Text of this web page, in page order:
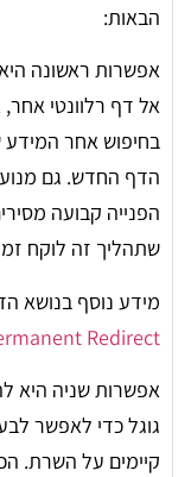
הבאות:
אפשרות ראשונה
אל דף רלוונטי אחר,
בחיפוש אחר המידע
הדף החדש. גם
הפנייה קבועה
שתהליך זה לוקח
מידע נוסף בנושא
Redirect
אפשרות שניה היא
גוגל כדי לאפשר
קיימים על השרת.